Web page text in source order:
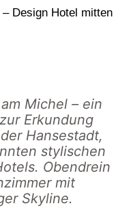
Design Hotel mitten
Michel – ein
Erkundung
Hansestadt,
stylischen
Obendrein
mit
Skyline.